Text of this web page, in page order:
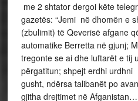
me 2 shtator dergoi këte
gazetës: “Jemi në dhomën e
(zbulimit) të Qeverisë afgane
automatike Berretta në gjunj;
tregonte se ai dhe luftarët e tij
përgatitun; shpejt erdhi urdhni
gusht, ndërsa talibanët po
gjitha drejtimet në